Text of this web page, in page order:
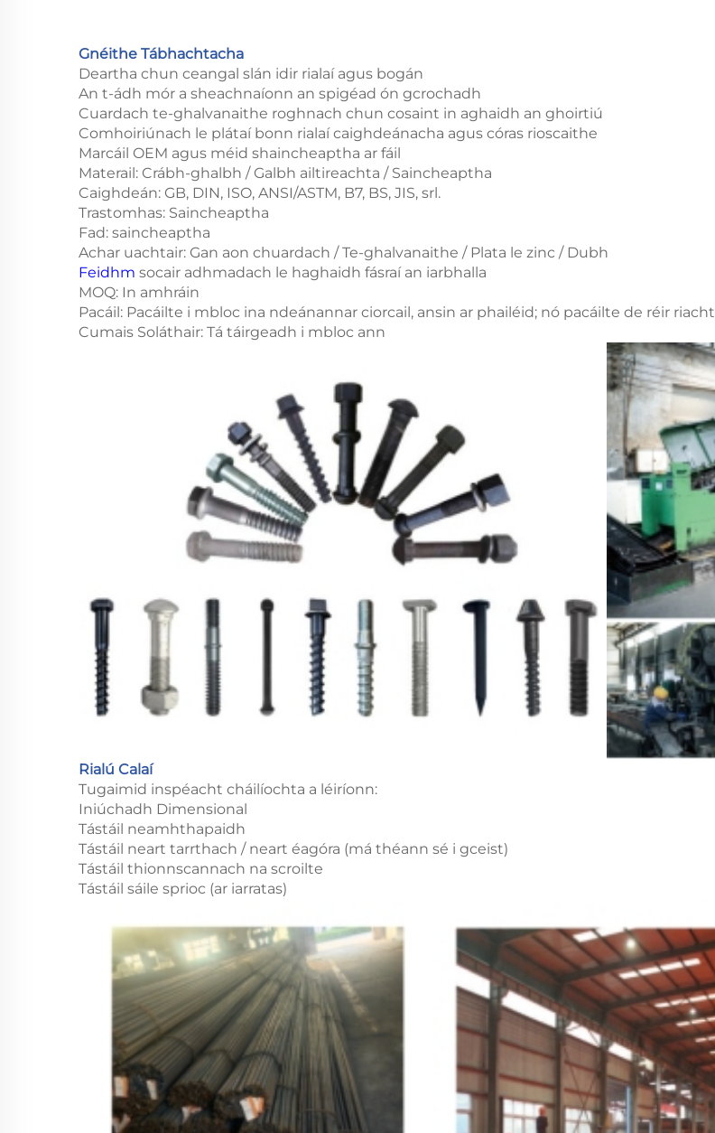
Gnéithe Tábhachtacha
Deartha chun ceangal slán idir rialaí agus bogán
An t-ádh mór a sheachnaíonn an spigéad ón gcrochadh
Cuardach te-ghalvanaithe roghnach chun cosaint in aghaidh an ghoirtiú
Comhoiriúnach le plátaí bonn rialaí caighdeánacha agus córas rioscaithe
Marcáil OEM agus méid shaincheaptha ar fáil
Materail: Crábh-ghalbh / Galbh ailtireachta / Saincheaptha
Caighdeán: GB, DIN, ISO, ANSI/ASTM, B7, BS, JIS, srl.
Trastomhas: Saincheaptha
Fad: saincheaptha
Achar uachtair: Gan aon chuardach / Te-ghalvanaithe / Plata le zinc / Dubh
Feidhm socair adhmadach le haghaidh fásraí an iarbhalla
MOQ: In amhráin
Pacáil: Pacáilte i mbloc ina ndeánannar ciorcail, ansin ar phailéid; nó pacáilte de réir
Cumais Soláthair: Tá táirgeadh i mbloc ann
Rialú Calaí
Tugaimid inspéacht cháilíochta a léiríonn:
Iniúchadh Dimensional
Tástáil neamhthapaidh
Tástáil neart tarrthach / neart éagóra (má théann sé i gceist)
Tástáil thionnscannach na scroilte
Tástáil sáile sprioc (ar iarratas)